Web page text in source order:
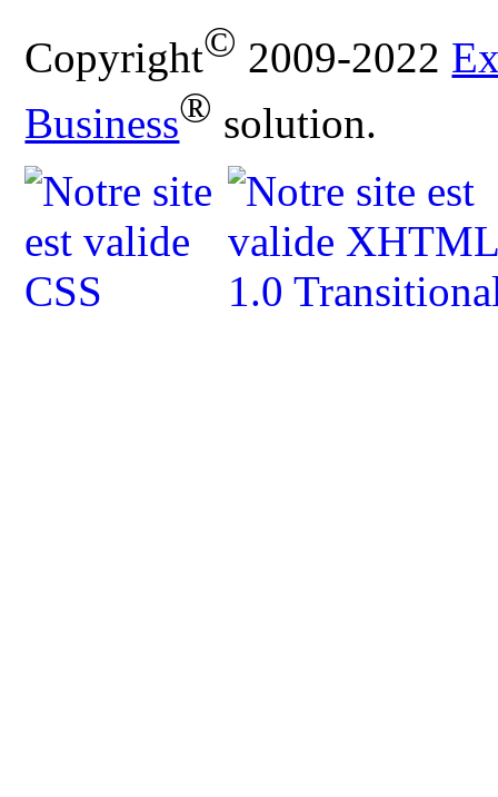
Copyright© 2009-2022
Business® solution.